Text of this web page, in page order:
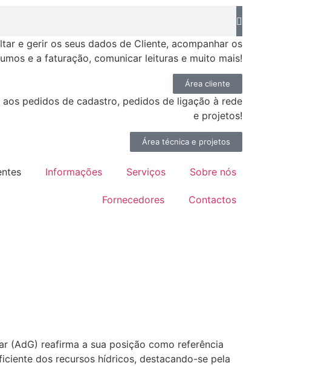
e gerir os seus dados de Cliente, acompanhar os
e a faturação, comunicar leituras e muito mais!
Área cliente
pedidos de cadastro, pedidos de ligação à rede
e projetos!
Área técnica e projetos
Informações Serviços Sobre nós
Fornecedores
Contactos
(AdG) reafirma a sua posição como referência
dos recursos hídricos, destacando-se pela